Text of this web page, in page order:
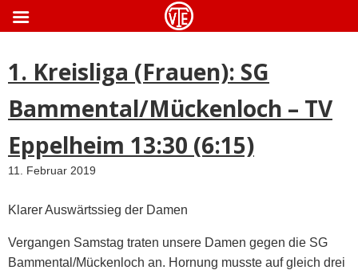
ApothekeGermany.com
1. Kreisliga (Frauen): SG
Bammental/Mückenloch – TV
Eppelheim 13:30 (6:15)
11. Februar 2019
Klarer Auswärtssieg der Damen
Vergangen Samstag traten unsere Damen gegen die SG
Bammental/Mückenloch an. Hornung musste auf gleich drei